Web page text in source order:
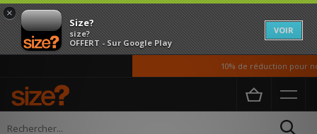
×
Size?
size?
OFFERT - Sur Google Play
VOIR
10% de réduction pour
Accueil Homme